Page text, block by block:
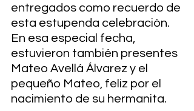
entregados como recuerdo de
esta estupenda celebración.
En esa especial fecha,
estuvieron también presentes
Mateo Avellá Álvarez y el
pequeño Mateo, feliz por el
nacimiento de su hermanita.